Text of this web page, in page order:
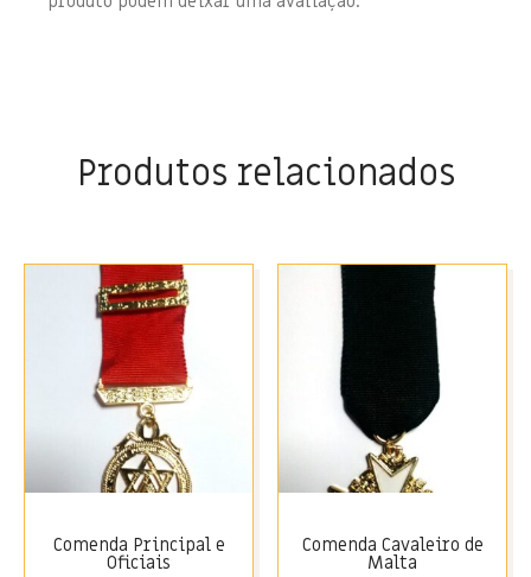
Produtos relacionados
Comenda Principal e
Oficiais
Comenda Cavaleiro de
Malta